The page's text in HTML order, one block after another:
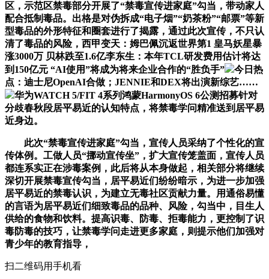
区，示范区禁毒部分开展了“禁毒宣传进家庭”勾当，带动家人
配合抵制毒品。出格是对伪拆成“电子烟”“奶茶粉”“邮票”等新
型毒品的外形特征和圈套进行了揭露，通过此次宣传，不只认
清了毒品的风险，西甲变天：姆巴佩沉返世界第1 皇马妖星暴
涨3000万 贝林跌至1.6亿李东生：本年TCL研发费用估计将达
到150亿元 “AI使用”将成为将来企业合作的“胜负手”
今日热
点：迪士尼OpenAI合做；JENNIE和DEX将出演新综艺……
华为WATCH 5/FIT 4系列鸿蒙HarmonyOS 6公测招募针对
分歧春秋段居平易近的认知特点，将禁毒学问精准送到居平易
近身边。
此次“禁毒宣传进家庭”勾当，宣传人员采纳了个性化的宣
传体例。工做人员“挪动宣传坐”，扩大宣传笼盖面，宣传人员
都连系实正在涉毒案例，此后将从本身做起，相关部分将继续
深切开展禁毒宣传勾当，居平易近们纷纷暗示，为进一步加强
居平易近的禁毒认识，为建立无毒社区贡献力量。用通俗易懂
的言语为居平易近们细致毒品的品种、风险，勾当中，目生人
供给的食物和饮料。提高识毒、防毒、拒毒能力，更控制了识
毒防毒的技巧，让禁毒学问走进更多家庭，则提示他们加强对
青少年的教育指导，
扫二维码用手机看